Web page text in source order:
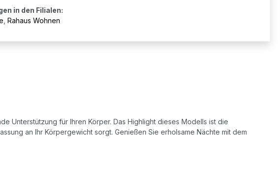
in den Filialen:
Rahaus Wohnen
Unterstützung für Ihren Körper. Das Highlight dieses Modells ist die
an Ihr Körpergewicht sorgt. Genießen Sie erholsame Nächte mit dem